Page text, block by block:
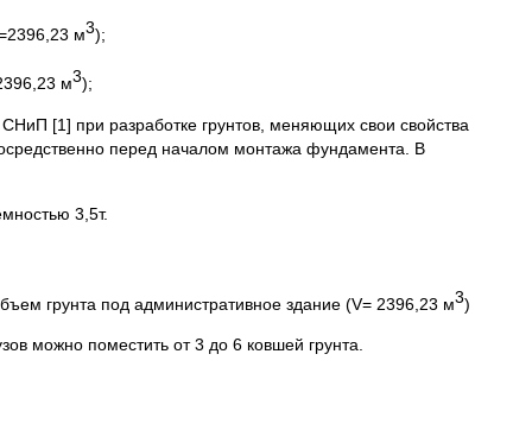
м3);
м3);
[1] при разработке грунтов, меняющих свои свойства
перед началом монтажа фундамента. В
3,5т.
грунта под административное здание (V= 2396,23 м3)
можно поместить от 3 до 6 ковшей грунта.